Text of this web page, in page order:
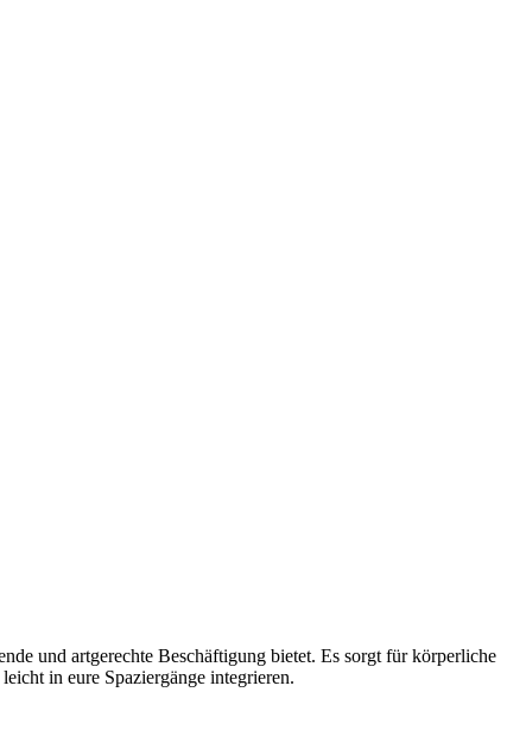
und artgerechte Beschäftigung bietet. Es sorgt für körperliche
in eure Spaziergänge integrieren.